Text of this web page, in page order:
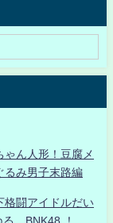
ん人形！豆腐メ
るみ男子末路編
闘アイドルだい
る BNK48 ！